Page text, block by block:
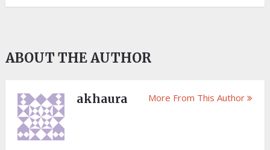
ABOUT THE AUTHOR
akhaura More From This Author